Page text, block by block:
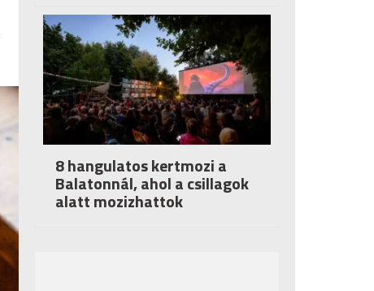
8 hangulatos kertmozi a
Balatonnál, ahol a csillagok
alatt mozizhattok